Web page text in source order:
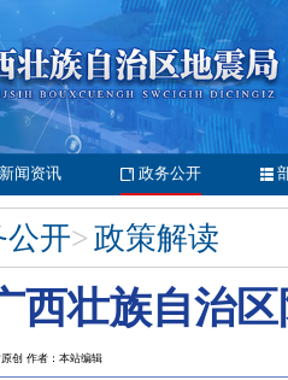
新闻资讯 政务公开
公开> 政策解读
西壮族自治
创 作者：本站编辑